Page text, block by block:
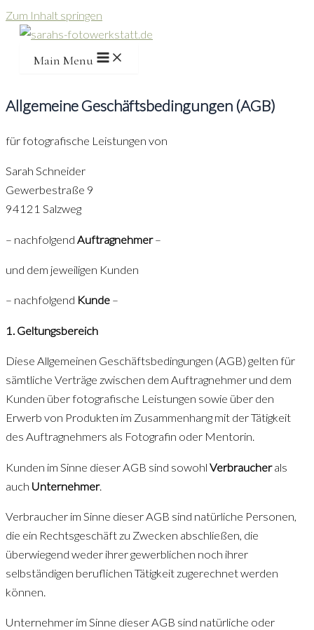
Zum Inhalt springen
Main Menu
Allgemeine Geschäftsbedingungen (AGB)
für fotografische Leistungen von
Sarah Schneider
Gewerbestraße 9
94121 Salzweg
– nachfolgend Auftragnehmer–
und dem jeweiligen Kunden
– nachfolgend Kunde –
1. Geltungsbereich
Diese Allgemeinen Geschäftsbedingungen (AGB) gelten für
sämtliche Verträge zwischen dem Auftragnehmer und dem
Kunden über fotografische Leistungen sowie über den
Erwerb von Produkten im Zusammenhang mit der Tätigkeit
des Auftragnehmers als Fotografin oder Mentorin.
Kunden im Sinne dieser AGB sind sowohl Verbraucherals
auch Unternehmer.
Verbraucher im Sinne dieser AGB sind natürliche Personen,
die ein Rechtsgeschäft zu Zwecken abschließen, die
überwiegend weder ihrer gewerblichen noch ihrer
selbständigen beruflichen Tätigkeit zugerechnet werden
können.
Unternehmer im Sinne dieser AGB sind natürliche oder